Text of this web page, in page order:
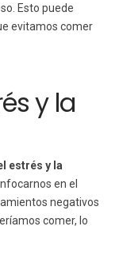
Esto puede
evitamos comer
y la
estrés y la
en el
negativos
comer, lo